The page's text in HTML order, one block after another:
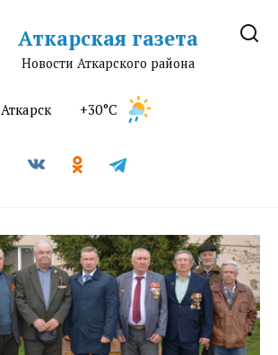
Аткарская газета
Новости Аткарского района
Аткарск +30°C